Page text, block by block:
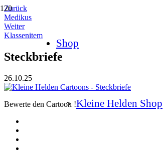
Shop
Kleine Helden Shop
Zurück
Medikus
Weiter
Klassenitem
Steckbriefe
26.10.25
Bewerte den Cartoon !